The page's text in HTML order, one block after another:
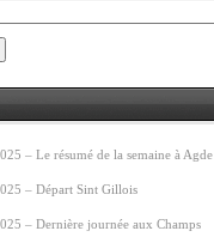
– Le résumé de la semaine à Agde
– Départ Sint Gillois
– Dernière journée aux Champs